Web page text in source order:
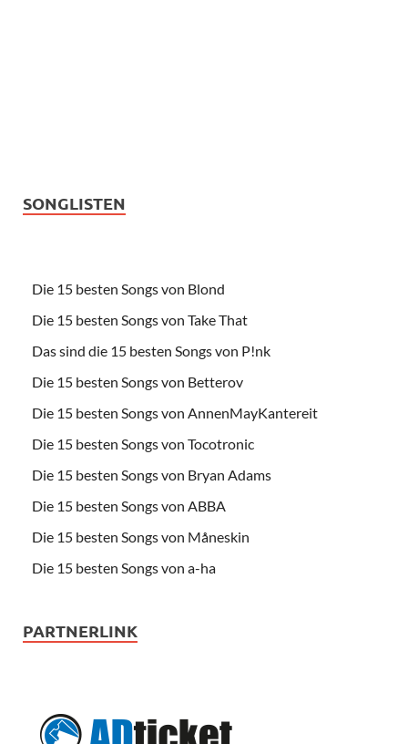
SONGLISTEN
Die 15 besten Songs von Blond
Die 15 besten Songs von Take That
Das sind die 15 besten Songs von P!nk
Die 15 besten Songs von Betterov
Die 15 besten Songs von AnnenMayKantereit
Die 15 besten Songs von Tocotronic
Die 15 besten Songs von Bryan Adams
Die 15 besten Songs von ABBA
Die 15 besten Songs von Måneskin
Die 15 besten Songs von a-ha
PARTNERLINK